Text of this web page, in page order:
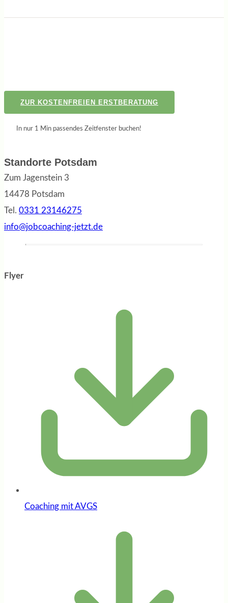
ZUR KOSTENFREIEN ERSTBERATUNG
In nur 1 Min passendes Zeitfenster buchen!
Standorte Potsdam
Zum Jagenstein 3
14478 Potsdam
Tel. 0331 23146275
info@jobcoaching-jetzt.de
Flyer
Coaching mit AVGS